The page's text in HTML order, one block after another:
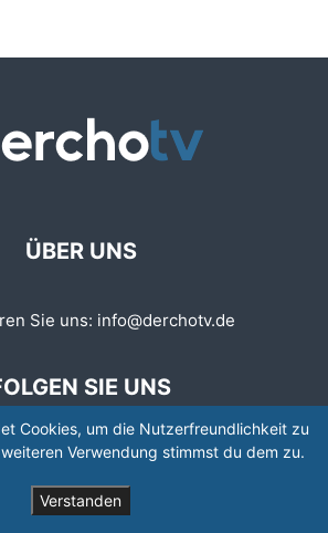
ÜBER UNS
Sie uns: info@derchotv.de
SIE UNS
Cookies, um die Nutzerfreundlichkeit zu
Verwendung stimmst du dem zu.
Verstanden